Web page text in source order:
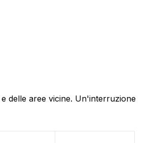
delle aree vicine. Un'interruzione